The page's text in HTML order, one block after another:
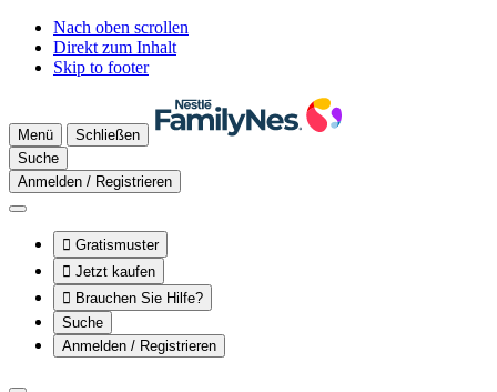
Nach oben scrollen
Direkt zum Inhalt
Skip to footer
Menü
Schließen
Suche
Anmelden / Registrieren
 Gratismuster
 Jetzt kaufen
 Brauchen Sie Hilfe?
Suche
Anmelden / Registrieren